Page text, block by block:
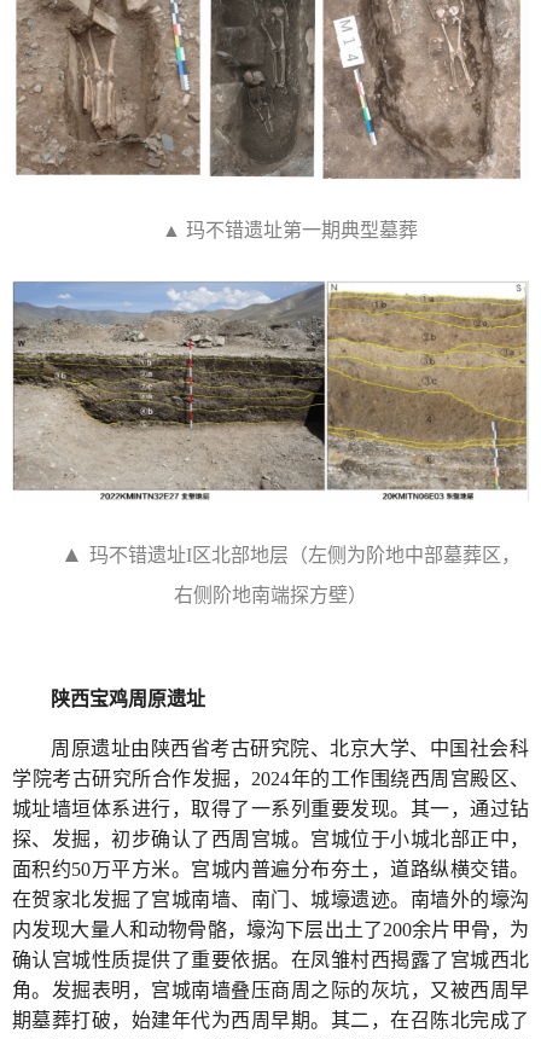
▲ 玛不错遗址第一期典型墓葬
▲ 玛不错遗址I区北部地层（左侧为阶地中部墓葬区，
右侧阶地南端探方壁）
陕西宝鸡周原遗址
周原遗址由陕西省考古研究院、北京大学、中国社会科
学院考古研究所合作发掘，2024年的工作围绕西周宫殿区、
城址墙垣体系进行，取得了一系列重要发现。其一，通过钻
探、发掘，初步确认了西周宫城。宫城位于小城北部正中，
面积约50万平方米。宫城内普遍分布夯土，道路纵横交错。
在贺家北发掘了宫城南墙、南门、城壕遗迹。南墙外的壕沟
内发现大量人和动物骨骼，壕沟下层出土了200余片甲骨，为
确认宫城性质提供了重要依据。在凤雏村西揭露了宫城西北
角。发掘表明，宫城南墙叠压商周之际的灰坑，又被西周早
期墓葬打破，始建年代为西周早期。其二，在召陈北完成了